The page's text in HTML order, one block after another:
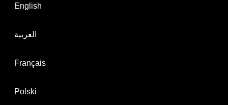
English
العربية
Français
Polski